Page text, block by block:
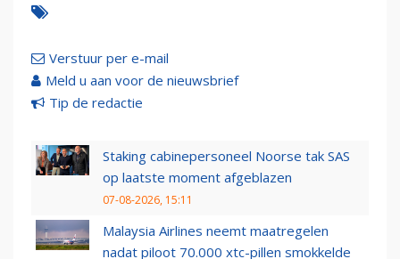
Verstuur per e-mail
Meld u aan voor de nieuwsbrief
Tip de redactie
Staking cabinepersoneel Noorse tak SAS
op laatste moment afgeblazen
07-08-2026, 15:11
Malaysia Airlines neemt maatregelen
nadat piloot 70.000 xtc-pillen smokkelde